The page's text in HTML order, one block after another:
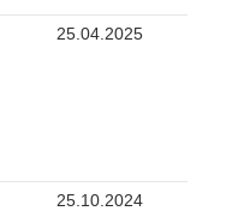
25.04.2025
25.10.2024